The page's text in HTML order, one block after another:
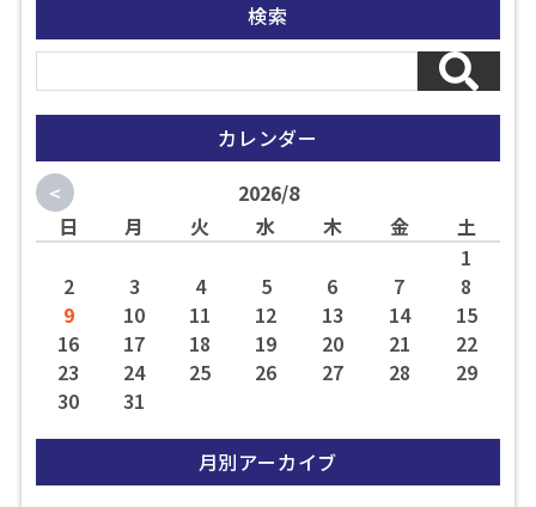
検索
カレンダー
<
2026/8
日
月 火 水 木 金
土
1
2
3 4 5 6 7
8
9
10 11 12 13 14
15
16
17 18 19 20 21
22
23
24 25 26 27 28
29
30
31
月別アーカイブ